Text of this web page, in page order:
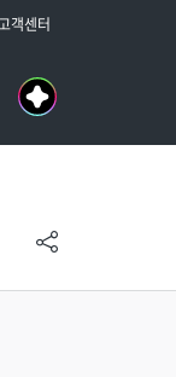
객센터